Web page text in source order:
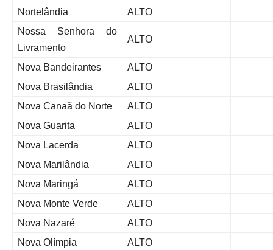
Nortelândia
ALTO
Nossa Senhora do
Livramento
ALTO
Nova Bandeirantes
ALTO
Nova Brasilândia
ALTO
Nova Canaã do Norte
ALTO
Nova Guarita
ALTO
Nova Lacerda
ALTO
Nova Marilândia
ALTO
Nova Maringá
ALTO
Nova Monte Verde
ALTO
Nova Nazaré
ALTO
Nova Olímpia
ALTO